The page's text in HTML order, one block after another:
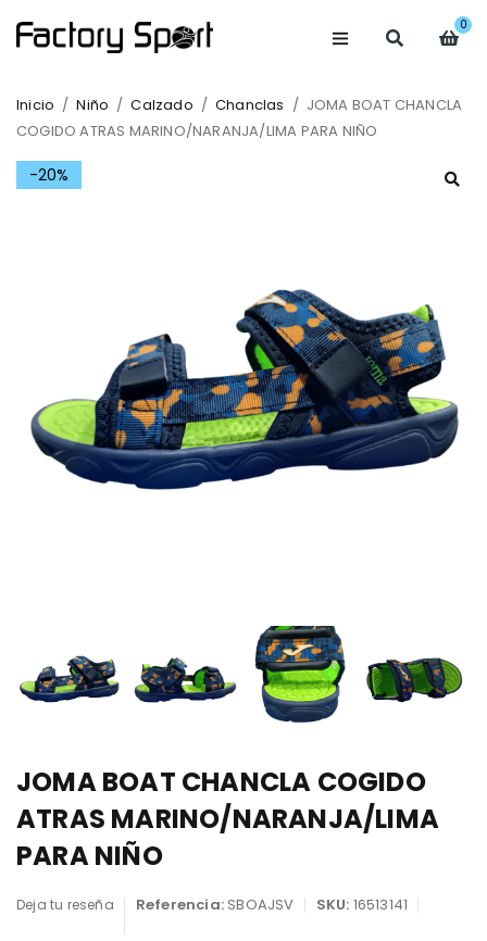
0
Inicio / Niño / Calzado / Chanclas / JOMA BOAT CHANCLA
COGIDO ATRAS MARINO/NARANJA/LIMA PARA NIÑO
-20%
JOMA BOAT CHANCLA COGIDO
ATRAS MARINO/NARANJA/LIMA
PARA NIÑO
Deja tu reseña Referencia: SBOAJSV SKU: 16513141